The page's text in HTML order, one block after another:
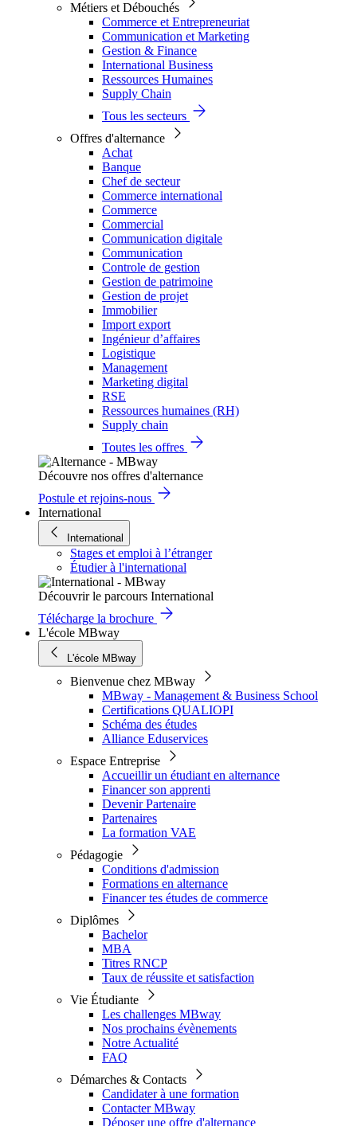
Métiers et Débouchés
Commerce et Entrepreneuriat
Communication et Marketing
Gestion & Finance
International Business
Ressources Humaines
Supply Chain
Tous les secteurs
Offres d'alternance
Achat
Banque
Chef de secteur
Commerce international
Commerce
Commercial
Communication digitale
Communication
Controle de gestion
Gestion de patrimoine
Gestion de projet
Immobilier
Import export
Ingénieur d’affaires
Logistique
Management
Marketing digital
RSE
Ressources humaines (RH)
Supply chain
Toutes les offres
Découvre nos offres d'alternance
Postule et rejoins-nous
International
International
Stages et emploi à l’étranger
Étudier à l'international
Découvrir le parcours International
Télécharge la brochure
L'école MBway
L'école MBway
Bienvenue chez MBway
MBway - Management & Business School
Certifications QUALIOPI
Schéma des études
Alliance Eduservices
Espace Entreprise
Accueillir un étudiant en alternance
Financer son apprenti
Devenir Partenaire
Partenaires
La formation VAE
Pédagogie
Conditions d'admission
Formations en alternance
Financer tes études de commerce
Diplômes
Bachelor
MBA
Titres RNCP
Taux de réussite et satisfaction
Vie Étudiante
Les challenges MBway
Nos prochains évènements
Notre Actualité
FAQ
Démarches & Contacts
Candidater à une formation
Contacter MBway
Déposer une offre d'alternance